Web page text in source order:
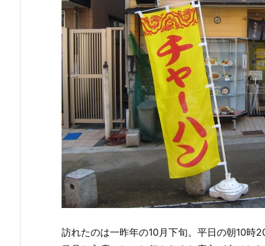
訪れたのは一昨年の10月下旬。平日の朝10時